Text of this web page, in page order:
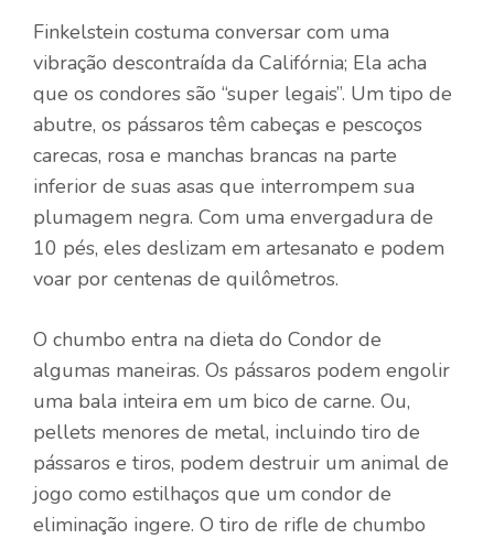
Finkelstein costuma conversar com uma
vibração descontraída da Califórnia; Ela acha
que os condores são “super legais”. Um tipo de
abutre, os pássaros têm cabeças e pescoços
carecas, rosa e manchas brancas na parte
inferior de suas asas que interrompem sua
plumagem negra. Com uma envergadura de
10 pés, eles deslizam em artesanato e podem
voar por centenas de quilômetros.
O chumbo entra na dieta do Condor de
algumas maneiras. Os pássaros podem engolir
uma bala inteira em um bico de carne. Ou,
pellets menores de metal, incluindo tiro de
pássaros e tiros, podem destruir um animal de
jogo como estilhaços que um condor de
eliminação ingere. O tiro de rifle de chumbo